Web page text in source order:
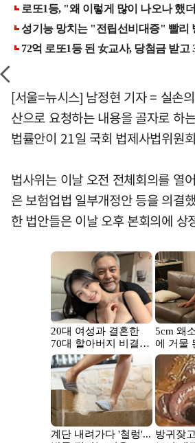
[서울=뉴시스] 남정현 기자 = 실손
산으로 요청하는 내용을 골자로 하
법률안이 21일 국회 법제사법위원
법사위는 이날 오전 전체회의를 열
은 보험업법 일부개정안 등을 의결
한 법안들은 이날 오후 본회의에 상